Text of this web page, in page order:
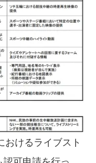
けるライブスト